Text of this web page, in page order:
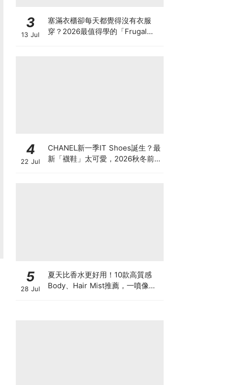
3
13 Jul
塞滿衣櫃卻每天都覺得沒有衣服
穿？2026最值得學的「Frugal
4
22 Jul
CHANEL新一季IT Shoes誕生？最
新「襪鞋」太可愛，2026秋冬前
5
28 Jul
夏天比香水更好用！10款高質感
Body、Hair Mist推薦，一噴像剛